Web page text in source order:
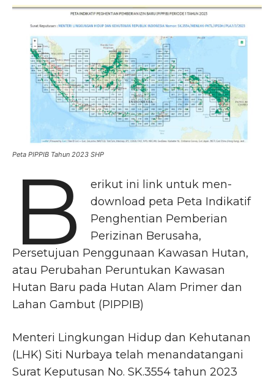
Peta PIPPIB Tahun 2023 SHP
B
erikut ini link untuk men-
download peta Peta Indikatif
Penghentian Pemberian
Perizinan Berusaha,
Persetujuan Penggunaan Kawasan Hutan,
atau Perubahan Peruntukan Kawasan
Hutan Baru pada Hutan Alam Primer dan
Lahan Gambut (PIPPIB)
Menteri Lingkungan Hidup dan Kehutanan
(LHK) Siti Nurbaya telah menandatangani
Surat Keputusan No. SK.3554 tahun 2023